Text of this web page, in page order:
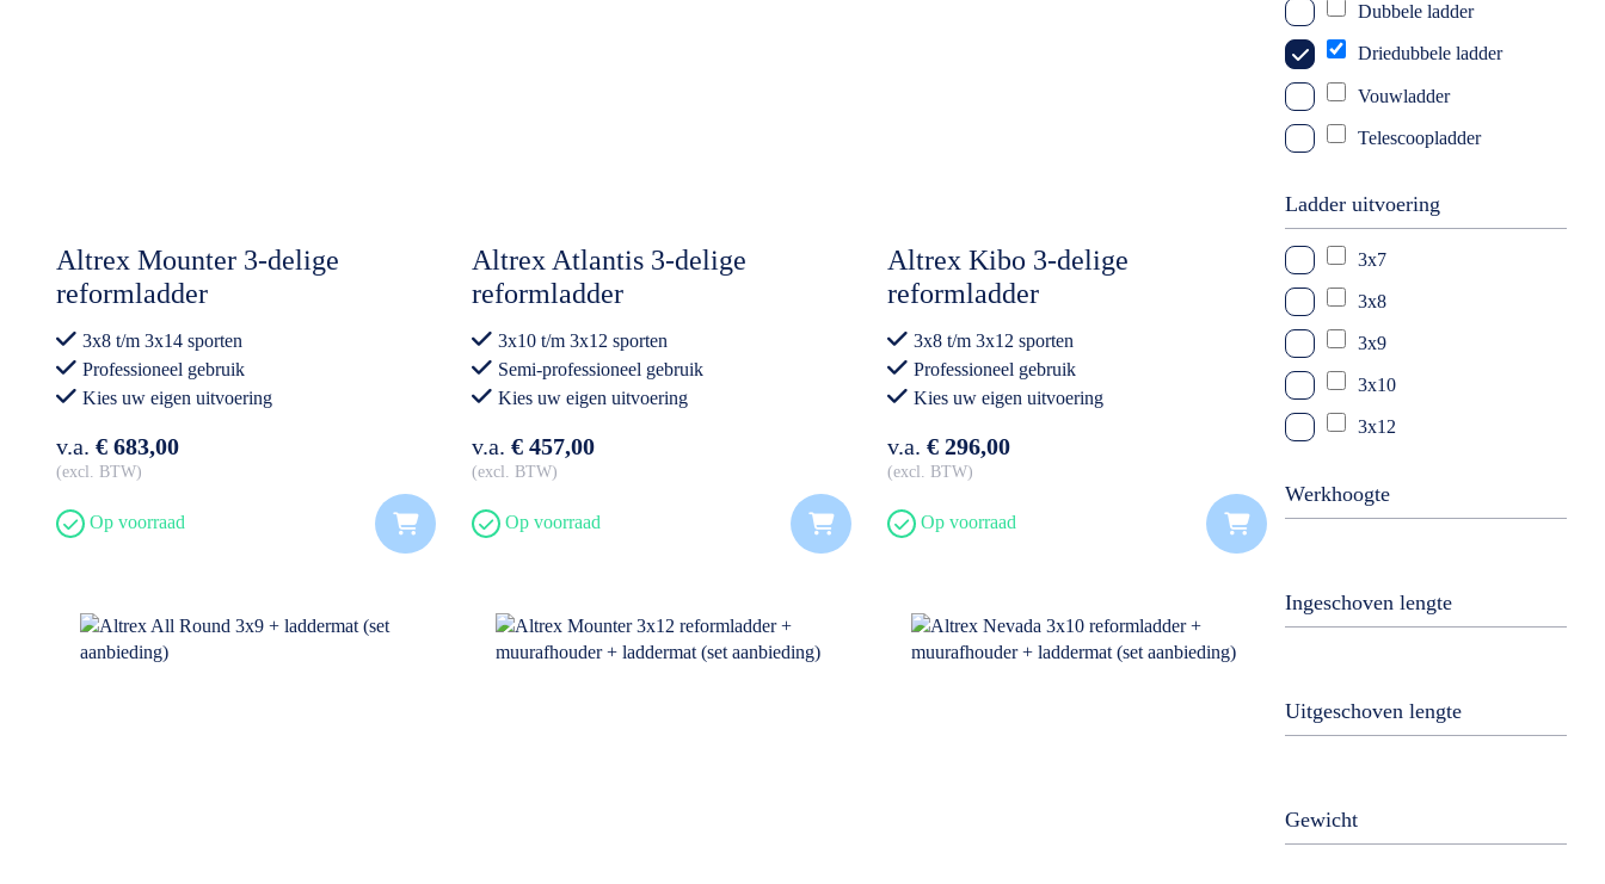
Altrex Mounter 3-delige
reformladder
3x8 t/m 3x14 sporten
Professioneel gebruik
Kies uw eigen uitvoering
v.a. € 683,00
excl. BTW
Op voorraad
Altrex Atlantis 3-delige
reformladder
3x10 t/m 3x12 sporten
Semi-professioneel gebruik
Kies uw eigen uitvoering
v.a. € 457,00
excl. BTW
Op voorraad
Altrex Kibo 3-delige
reformladder
3x8 t/m 3x12 sporten
Professioneel gebruik
Kies uw eigen uitvoering
v.a. € 296,00
excl. BTW
Op voorraad
Dubbele ladder
Driedubbele ladder
Vouwladder
Telescoopladder
Dakladder
Ladder uitvoering
3x7
3x8
3x9
3x10
3x12
Werkhoogte
Ingeschoven lengte
Uitgeschoven lengte
Gewicht